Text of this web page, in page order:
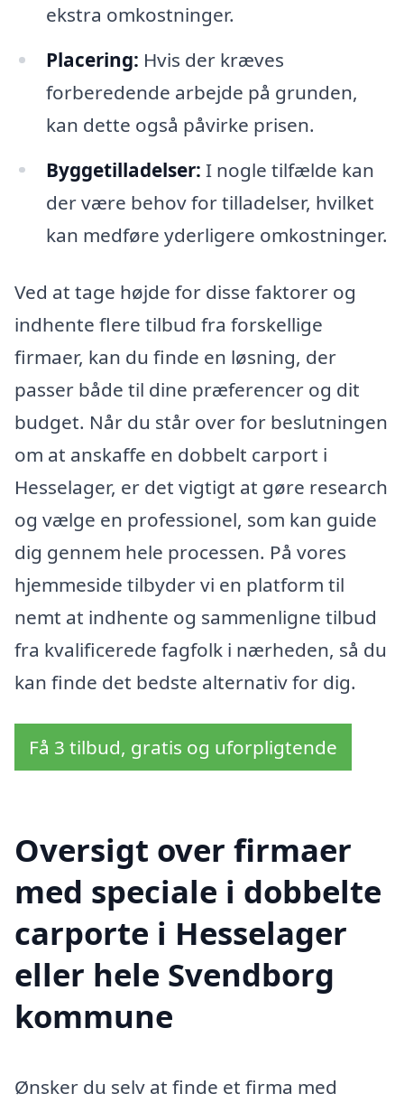
ekstra omkostninger.
Placering: Hvis der kræves
forberedende arbejde på grunden,
kan dette også påvirke prisen.
Byggetilladelser: I nogle tilfælde kan
der være behov for tilladelser, hvilket
kan medføre yderligere omkostninger.
Ved at tage højde for disse faktorer og
indhente flere tilbud fra forskellige
firmaer, kan du finde en løsning, der
passer både til dine præferencer og dit
budget. Når du står over for beslutningen
om at anskaffe en dobbelt carport i
Hesselager, er det vigtigt at gøre research
og vælge en professionel, som kan guide
dig gennem hele processen. På vores
hjemmeside tilbyder vi en platform til
nemt at indhente og sammenligne tilbud
fra kvalificerede fagfolk i nærheden, så du
kan finde det bedste alternativ for dig.
Få 3 tilbud, gratis og uforpligtende
Oversigt over firmaer
med speciale i dobbelte
carporte i Hesselager
eller hele Svendborg
kommune
Ønsker du selv at finde et firma med